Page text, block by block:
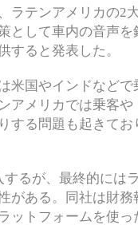
ラテンアメリカの2
として車内の音声
すると発表した。
米国やインドなどで
アメリカでは乗客
する問題も起きて
るが、最終的には
がある。同社は財
ットフォームを使